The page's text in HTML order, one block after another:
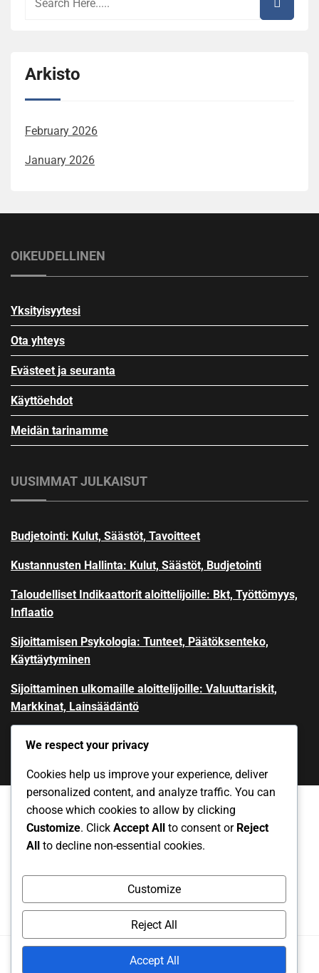
Arkisto
February 2026
January 2026
OIKEUDELLINEN
Yksityisyytesi
Ota yhteys
Evästeet ja seuranta
Käyttöehdot
Meidän tarinamme
UUSIMMAT JULKAISUT
Budjetointi: Kulut, Säästöt, Tavoitteet
Kustannusten Hallinta: Kulut, Säästöt, Budjetointi
Taloudelliset Indikaattorit aloittelijoille: Bkt, Työttömyys,
Inflaatio
Sijoittamisen Psykologia: Tunteet, Päätöksenteko,
Käyttäytyminen
Sijoittaminen ulkomaille aloittelijoille: Valuuttariskit,
Markkinat, Lainsäädäntö
Ota yhteys Evästeet ja seuranta
2025. All rights reserved.
We respect your privacy
Cookies help us improve your experience, deliver
personalized content, and analyze traffic. You can
choose which cookies to allow by clicking
Customize. Click Accept All to consent or Reject
All to decline non-essential cookies.
Customize
Reject All
Accept All